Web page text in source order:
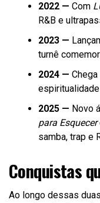
2022 — Com
R&B e
2023 —
turnê
2024 — Chega
2025 — Novo
para Esquecer
samba, trap e
Conquistas
Ao longo dessas